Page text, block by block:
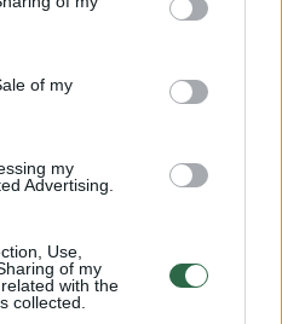
of my
my
Advertising.
Use,
of my
with the
collected.
įstatymui, turės
vartojimo
pardavimo
bus taikomos visos